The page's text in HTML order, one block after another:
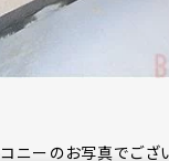
ニーのお写真でござ